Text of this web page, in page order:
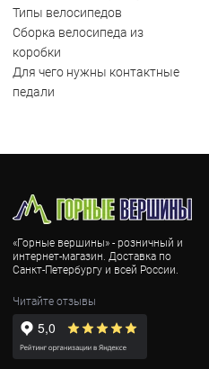
Типы велосипедов
Сборка велосипеда из
коробки
Для чего нужны контактные
педали
«Горные вершины» - розничный и
интернет-магазин. Доставка по
Санкт-Петербургу и всей России.
Читайте отзывы